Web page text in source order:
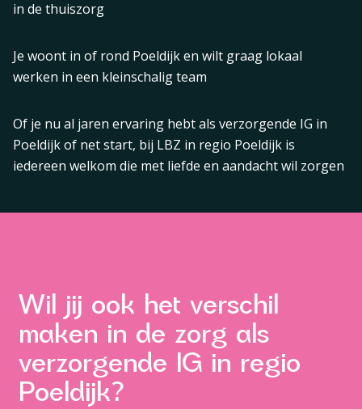
in de thuiszorg
Je woont in of rond Poeldijk en wilt graag lokaal
werken in een kleinschalig team
Of je nu al jaren ervaring hebt als verzorgende IG in
Poeldijk of net start, bij LBZ in regio Poeldijk is
iedereen welkom die met liefde en aandacht wil zorgen
Wil jij ook het verschil
maken in de zorg als
verzorgende IG in regio
Poeldijk?